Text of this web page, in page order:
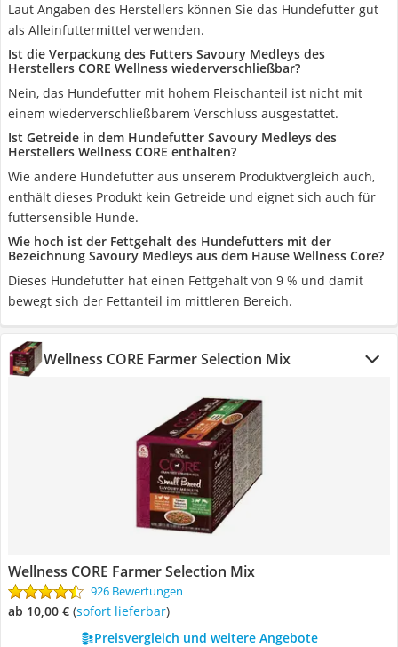
Laut Angaben des Herstellers können Sie das Hundefutter gut
als Alleinfuttermittel verwenden.
Ist die Verpackung des Futters Savoury Medleys des
Herstellers CORE Wellness wiederverschließbar?
Nein, das Hundefutter mit hohem Fleischanteil ist nicht mit
einem wiederverschließbarem Verschluss ausgestattet.
Ist Getreide in dem Hundefutter Savoury Medleys des
Herstellers Wellness CORE enthalten?
Wie andere Hundefutter aus unserem Produktvergleich auch,
enthält dieses Produkt kein Getreide und eignet sich auch für
futtersensible Hunde.
Wie hoch ist der Fettgehalt des Hundefutters mit der
Bezeichnung Savoury Medleys aus dem Hause Wellness Core?
Dieses Hundefutter hat einen Fettgehalt von 9 % und damit
bewegt sich der Fettanteil im mittleren Bereich.
Wellness CORE Farmer Selection Mix
Wellness CORE Farmer Selection Mix
926 Bewertungen
ab 10,00 € ( Sofort lieferbar)
Preisvergleich und weitere Angebote